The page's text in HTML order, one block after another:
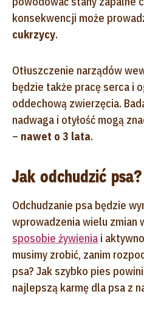
konsekwencji może
cukrzycy.
Otłuszczenie narządów
będzie także pracę serca i
oddechową zwierzęcia.
nadwaga i otyłość mogą
– nawet o 3 lata.
Jak odchudzić psa?
Odchudzanie psa będzie
wprowadzenia wielu zmian
sposobie żywienia i
musimy zrobić, zanim
psa? Jak szybko pies
najlepszą karmę dla psa z